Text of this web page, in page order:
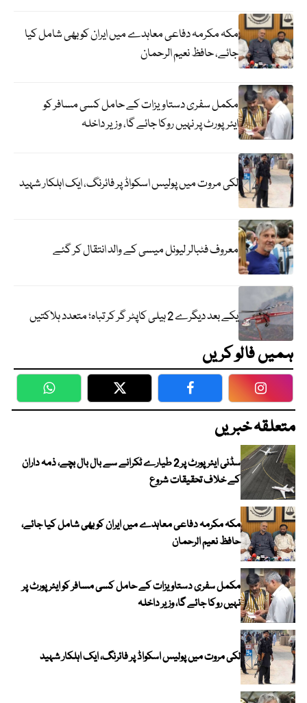
مکہ مکرمہ دفاعی معاہدے میں ایران کو بھی شامل کیا
جائے، حافظ نعیم الرحمان
مکمل سفری دستاویزات کے حامل کسی مسافر کو
ایئرپورٹ پر نہیں روکا جائے گا، وزیر داخلہ
لکی مروت میں پولیس اسکواڈ پر فائرنگ، ایک اہلکار شہید
معروف فٹبالر لیونل میسی کے والد انتقال کر گئے
یکے بعد دیگرے 2 ہیلی کاپٹر گر کر تباہ؛ متعدد ہلاکتیں
ہمیں فالو کریں
WhatsApp Twitter Facebook
متعلقہ خبریں
سڈنی ایئرپورٹ پر 2 طیارے ٹکرانے سے بال بال بچے، ذمہ داران
کے خلاف تحقیقات شروع
مکہ مکرمہ دفاعی معاہدے میں ایران کو بھی شامل کیا جائے،
حافظ نعیم الرحمان
مکمل سفری دستاویزات کے حامل کسی مسافر کو ایئرپورٹ پر
نہیں روکا جائے گا، وزیر داخلہ
لکی مروت میں پولیس اسکواڈ پر فائرنگ، ایک اہلکار شہید